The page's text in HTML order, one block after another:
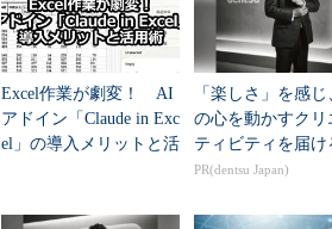
Excel作業が劇変！ AI
アドイン「Claude in Exc
el」の導入メリットと活
「楽しさ」を感じ
の心を動かすクリ
ティビティを届け
PR(dentsu Japan)